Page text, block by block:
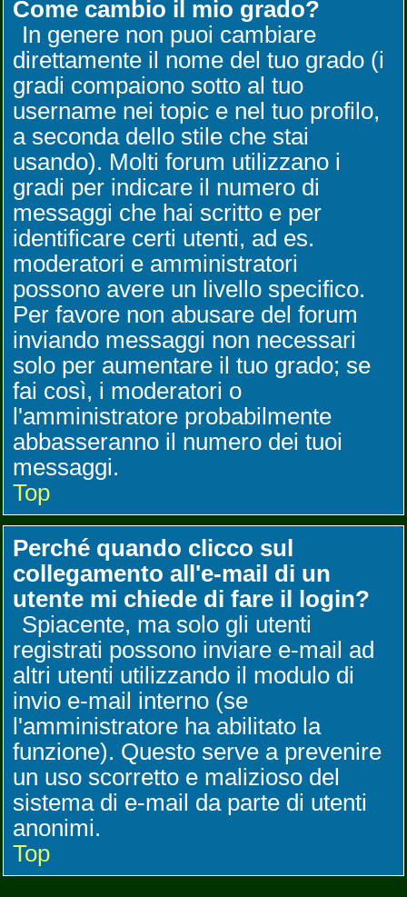
Come cambio il mio grado?
In genere non puoi cambiare
direttamente il nome del tuo grado (i
gradi compaiono sotto al tuo
username nei topic e nel tuo profilo,
a seconda dello stile che stai
usando). Molti forum utilizzano i
gradi per indicare il numero di
messaggi che hai scritto e per
identificare certi utenti, ad es.
moderatori e amministratori
possono avere un livello specifico.
Per favore non abusare del forum
inviando messaggi non necessari
solo per aumentare il tuo grado; se
fai così, i moderatori o
l'amministratore probabilmente
abbasseranno il numero dei tuoi
messaggi.
Top
Perché quando clicco sul
collegamento all'e-mail di un
utente mi chiede di fare il login?
Spiacente, ma solo gli utenti
registrati possono inviare e-mail ad
altri utenti utilizzando il modulo di
invio e-mail interno (se
l'amministratore ha abilitato la
funzione). Questo serve a prevenire
un uso scorretto e malizioso del
sistema di e-mail da parte di utenti
anonimi.
Top